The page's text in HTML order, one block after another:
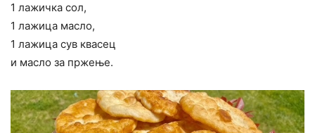
1 лажичка сол,
1 лажица масло,
1 лажица сув квасец
и масло за пржење.